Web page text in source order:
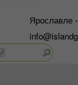
Ярославле -